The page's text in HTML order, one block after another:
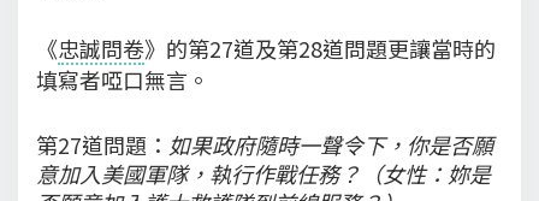
《忠誠問卷》的第27道及第28道問題更讓當時的
填寫者啞口無言。
第27道問題： 如果政府隨時一聲令下，你是否願
意加入美國軍隊，執行作戰任務？（女性：妳是